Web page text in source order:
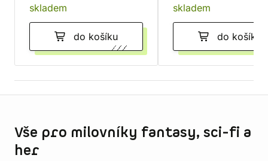
skladem
do košíku
skladem
do košíku
Vše pro milovníky fantasy, sci-fi a
her